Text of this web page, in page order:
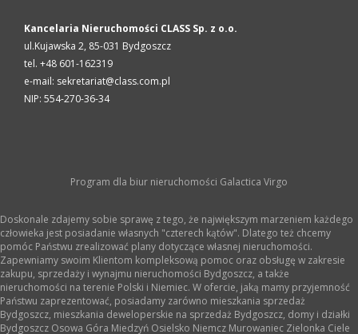
Kancelaria Nieruchomości CLASS Sp. z o.o.
ul.Kujawska 2, 85-031 Bydgoszcz
tel. +48 601-162319
e-mail: sekretariat@class.com.pl
NIP: 554-270-36-34
Program dla biur nieruchomości Galactica Virgo
Doskonale zdajemy sobie sprawę z tego, że największym marzeniem każdego
człowieka jest posiadanie własnych "czterech kątów". Dlatego też chcemy
pomóc Państwu zrealizować plany dotyczące własnej nieruchomości.
Zapewniamy swoim Klientom kompleksową pomoc oraz obsługę w zakresie
zakupu, sprzedaży i wynajmu nieruchomości Bydgoszcz, a także
nieruchomości na terenie Polski i Niemiec. W ofercie, jaką mamy przyjemność
Państwu zaprezentować, posiadamy zarówno mieszkania sprzedaż
Bydgoszcz, mieszkania deweloperskie na sprzedaż Bydgoszcz, domy i działki
Bydgoszcz Osowa Góra Miedzyń Osielsko Niemcz Murowaniec Zielonka Ciele